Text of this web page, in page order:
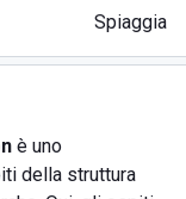
Spiaggia
è uno
della struttura